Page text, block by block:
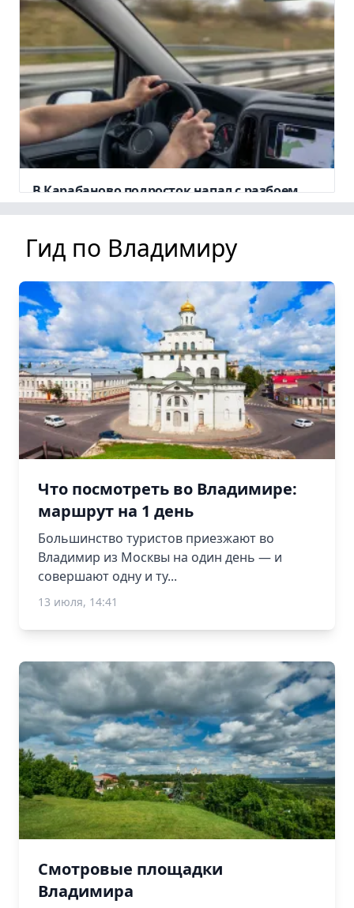
В Карабаново подросток напал с разбоем,
18:03, 7 августа
Гид по Владимиру
Что посмотреть во Владимире:
маршрут на 1 день
Большинство туристов приезжают во
Владимир из Москвы на один день — и
совершают одну и ту...
13 июля, 14:41
Смотровые площадки
Владимира